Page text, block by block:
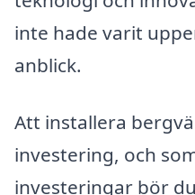
inte hade varit
anblick.
Att installera
investering, och
investeringar bör